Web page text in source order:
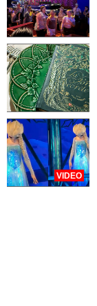
VIDEO